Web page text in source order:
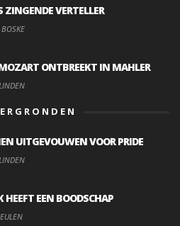
ZINGENDE VERTELLER
ONTBREEKT IN MAHLER
UITGEVOUWEN VOOR PRIDE
HEEFT EEN BOODSCHAP